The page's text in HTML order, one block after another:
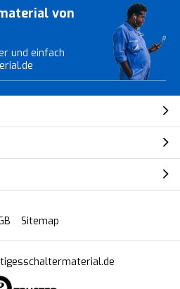
von
und einfach
Sitemap